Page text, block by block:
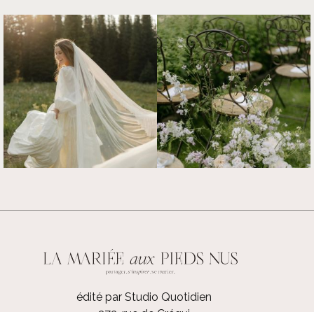
édité par Studio Quotidien